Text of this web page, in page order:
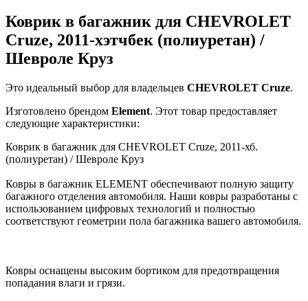
Коврик в багажник для CHEVROLET
Cruze, 2011-хэтчбек (полиуретан) /
Шевроле Круз
Это идеальный выбор для владельцев CHEVROLET Cruze.
Изготовлено брендом Element. Этот товар предоставляет
следующие характеристики:
Коврик в багажник для CHEVROLET Cruze, 2011-хб.
(полиуретан) / Шевроле Круз
Ковры в багажник ELEMENT обеспечивают полную защиту
багажного отделения автомобиля. Наши ковры разработаны с
использованием цифровых технологий и полностью
соответствуют геометрии пола багажника вашего автомобиля.
Ковры оснащены высоким бортиком для предотвращения
попадания влаги и грязи.